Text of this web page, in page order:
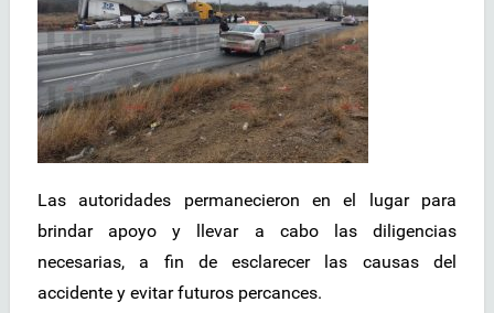
Las autoridades permanecieron en el lugar para
brindar apoyo y llevar a cabo las diligencias
necesarias, a fin de esclarecer las causas del
accidente y evitar futuros percances.